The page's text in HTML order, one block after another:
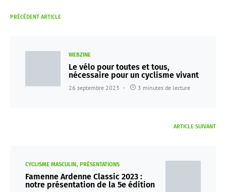
PRÉCÉDENT ARTICLE
WEBZINE
Le vélo pour toutes et tous,
nécessaire pour un cyclisme vivant
26 septembre 2023 3 minutes de lecture
ARTICLE SUIVANT
CYCLISME MASCULIN PRÉSENTATIONS
Famenne Ardenne Classic 2023 :
notre présentation de la 5e édition